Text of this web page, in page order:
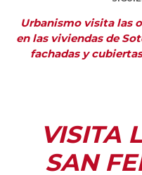
Urbanismo visita las
en las viviendas de
fachadas y
VISITA
SAN